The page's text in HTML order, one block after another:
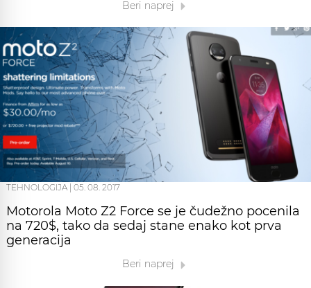
Beri naprej
TEHNOLOGIJA 05. 08. 2017
Motorola Moto Z2 Force se je čudežno pocenila
na 720$, tako da sedaj stane enako kot prva
generacija
Beri naprej